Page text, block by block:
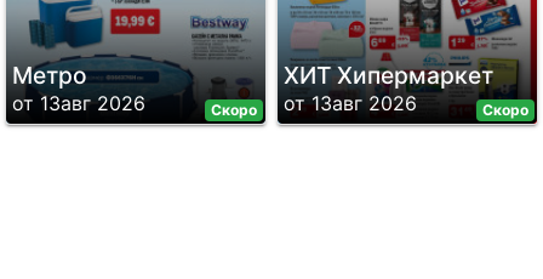
Скоро
Метро
от 13авг 2026 Скоро
ХИТ Хипермаркет
от 13авг 2026